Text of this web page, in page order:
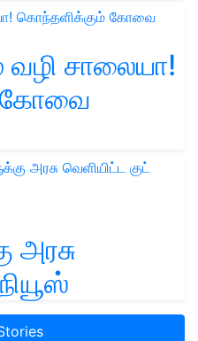
வழி சாலையா!
கோவை
அரசு